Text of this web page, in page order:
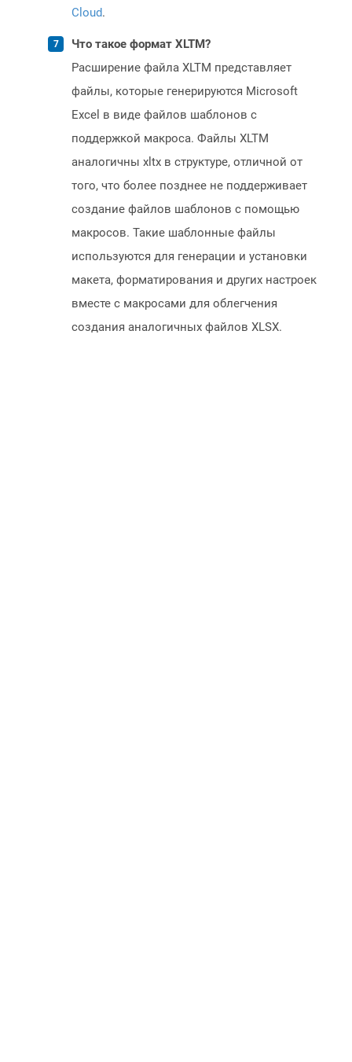
Cloud.
Что такое формат XLTM?
Расширение файла XLTM представляет
файлы, которые генерируются Microsoft
Excel в виде файлов шаблонов с
поддержкой макроса. Файлы XLTM
аналогичны xltx в структуре, отличной от
того, что более позднее не поддерживает
создание файлов шаблонов с помощью
макросов. Такие шаблонные файлы
используются для генерации и установки
макета, форматирования и других настроек
вместе с макросами для облегчения
создания аналогичных файлов XLSX.